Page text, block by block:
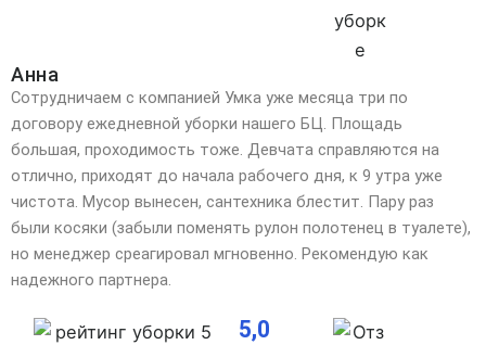
Анна
Сотрудничаем с компанией Умка уже месяца три по
договору ежедневной уборки нашего БЦ. Площадь
большая, проходимость тоже. Девчата справляются на
отлично, приходят до начала рабочего дня, к 9 утра уже
чистота. Мусор вынесен, сантехника блестит. Пару раз
были косяки (забыли поменять рулон полотенец в туалете),
но менеджер среагировал мгновенно. Рекомендую как
надежного партнера.
5,0